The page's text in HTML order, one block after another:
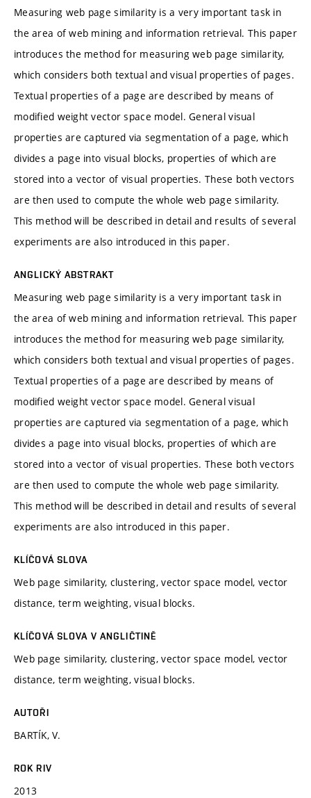
Measuring web page similarity is a very important task in
the area of web mining and information retrieval. This paper
introduces the method for measuring web page similarity,
which considers both textual and visual properties of pages.
Textual properties of a page are described by means of
modified weight vector space model. General visual
properties are captured via segmentation of a page, which
divides a page into visual blocks, properties of which are
stored into a vector of visual properties. These both vectors
are then used to compute the whole web page similarity.
This method will be described in detail and results of several
experiments are also introduced in this paper.
ANGLICKÝ ABSTRAKT
Measuring web page similarity is a very important task in
the area of web mining and information retrieval. This paper
introduces the method for measuring web page similarity,
which considers both textual and visual properties of pages.
Textual properties of a page are described by means of
modified weight vector space model. General visual
properties are captured via segmentation of a page, which
divides a page into visual blocks, properties of which are
stored into a vector of visual properties. These both vectors
are then used to compute the whole web page similarity.
This method will be described in detail and results of several
experiments are also introduced in this paper.
KLÍČOVÁ SLOVA
Web page similarity, clustering, vector space model, vector
distance, term weighting, visual blocks.
KLÍČOVÁ SLOVA V ANGLIČTINĚ
Web page similarity, clustering, vector space model, vector
distance, term weighting, visual blocks.
AUTOŘI
BARTÍK, V.
ROK RIV
2013